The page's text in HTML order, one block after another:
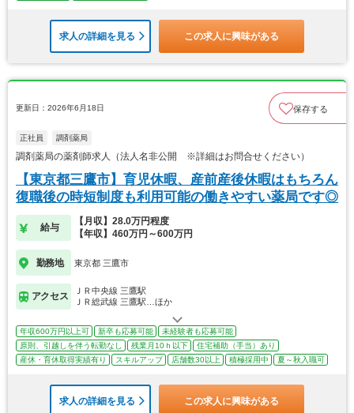
求人の詳細を見る この求人に興味がある
更新日：2026年6月18日 保存する
正社員 調剤薬局
調剤薬局の薬剤師求人（法人名非公開 ※詳細はお問合せください）
【東京都三鷹市】育児休暇、産前産後休暇はもちろん
復職後の時短制度も利用可能の働きやすい薬局です◎
給与
【月収】28.0万円程度
【年収】460万円～600万円
勤務地 東京都 三鷹市
アクセス
ＪＲ中央線 三鷹駅
ＪＲ総武線 三鷹駅…ほか
年収600万円以上可 新卒も応募可能
未経験者も応募可能
原則、引越しを伴う転勤なし
残業月10ｈ以下
住宅補助（手当）あり
産休・育休取得実績有り
スキルアップ 店舗数30以上 積極採用中 夏～秋入職可
求人の詳細を見る この求人に興味がある